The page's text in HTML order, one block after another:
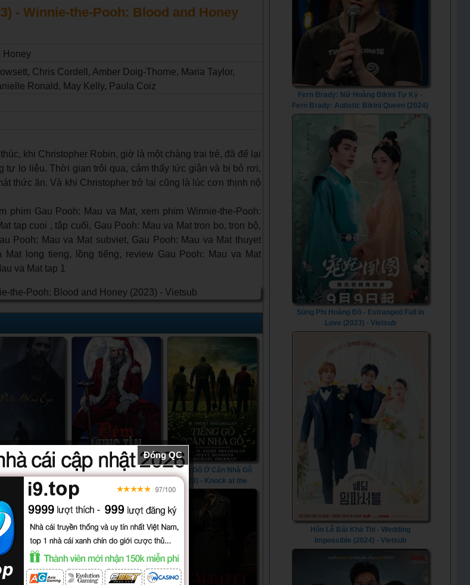
- Winnie-the-Pooh: Blood and Honey
Honey
Chris Cordell, Amber Doig-Thorne, Maria Taylor,
Ronald, May Kelly, Paula Coiz
khi Christopher Robin, giờ là một chàng trai trẻ, đã để lại
tự lo liệu. Thời gian trôi qua, cảm thấy tức giận và bị bỏ rơi,
thức ăn. Và khi Christopher trở lại cũng là lúc cơn thịnh nộ
phim Gau Pooh: Mau va Mat, xem phim Winnie-the-Pooh:
tap cuoi , tập cuối, Gau Pooh: Mau va Mat tron bo, trọn bộ,
Pooh: Mau va Mat subviet, Gau Pooh: Mau va Mat thuyet
Mat long tieng, lồng tiếng, review Gau Pooh: Mau va Mat
va Mat tap 1
Mắt Lam Vô Hồn
The Pale Blue Eye
Đêm Hung Tàn (2022) -
Tiếng Gõ Ở Căn Nhà Gỗ
(2023) - Knock at the
Cabin (2023)
Fern Brady: Nữ Hoàng Bikini Tự Kỷ -
Fern Brady: Autistic Bikini Queen (2024)
- Vietsub
Sủng Phi Hoàng Đồ - Estranged Fall In
Love (2023) - Vietsub
Hôn Lễ Bất Khả Thi - Wedding
Impossible (2024) - Vietsub
Đóng QC